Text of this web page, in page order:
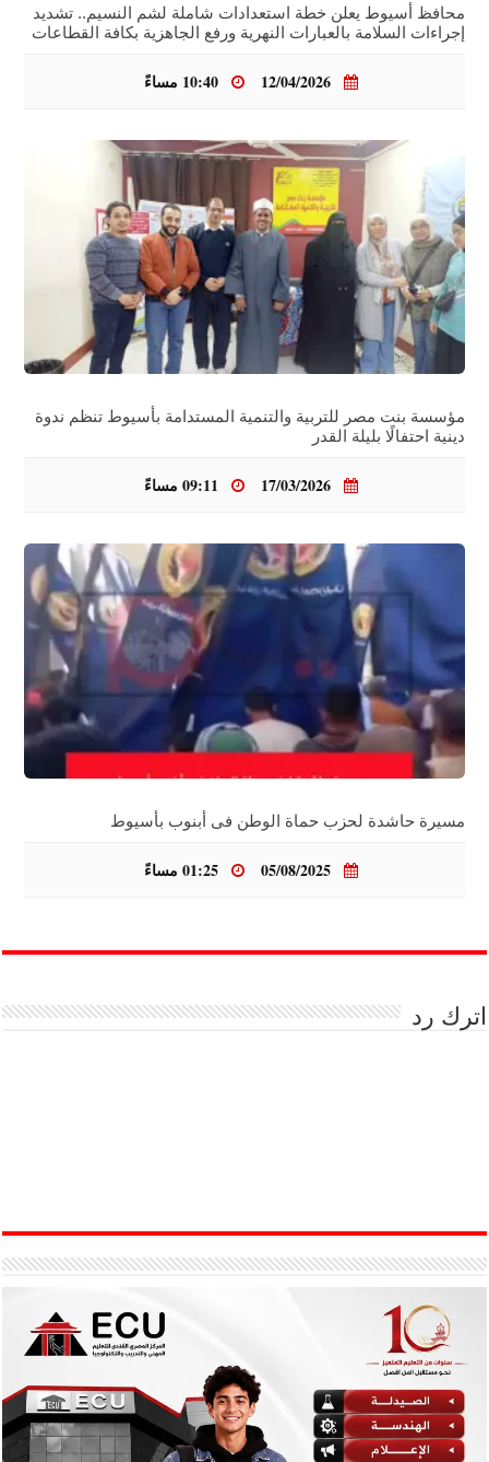
محافظ أسيوط يعلن خطة استعدادات شاملة لشم النسيم.. تشديد
إجراءات السلامة بالعبارات النهرية ورفع الجاهزية بكافة القطاعات
مؤسسة بنت مصر للتربية والتنمية المستدامة بأسيوط تنظم ندوة
دينية احتفالًا بليلة القدر
مسيرة حاشدة لحزب حماة الوطن فى أبنوب بأسيوط
اترك رد